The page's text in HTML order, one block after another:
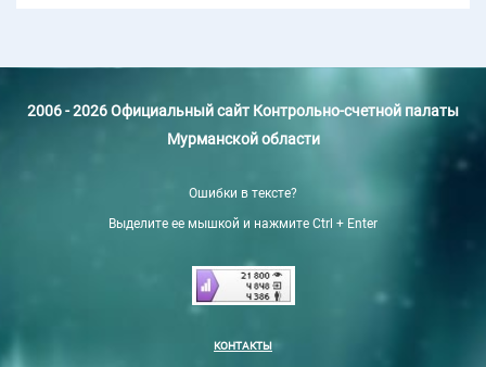
2006 - 2026 Официальный сайт Контрольно-счетной палаты
Мурманской области
Ошибки в тексте?
Выделите ее мышкой и нажмите Ctrl + Enter
КОНТАКТЫ